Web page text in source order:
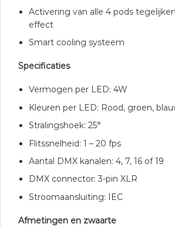
Activering van alle 4 pods
effect
Smart cooling systeem
Specificaties
Vermogen per LED: 4W
Kleuren per LED: Rood, groen,
Stralingshoek: 25°
Flitssnelheid: 1 – 20 fps
Aantal DMX kanalen: 4, 7, 16 of 19
DMX connector: 3-pin XLR
Stroomaansluiting: IEC
Afmetingen en zwaarte